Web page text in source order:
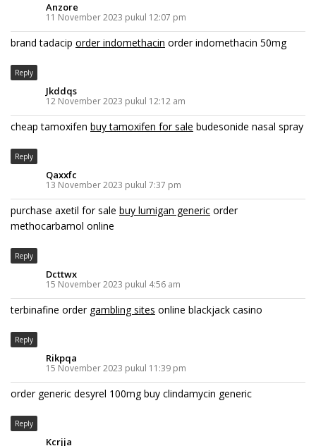
Anzore
11 November 2023 pukul 12:07 pm
brand tadacip order indomethacin order indomethacin 50mg
Reply
Jkddqs
12 November 2023 pukul 12:12 am
cheap tamoxifen buy tamoxifen for sale budesonide nasal spray
Reply
Qaxxfc
13 November 2023 pukul 7:37 pm
purchase axetil for sale buy lumigan generic order
methocarbamol online
Reply
Dcttwx
15 November 2023 pukul 4:56 am
terbinafine order gambling sites online blackjack casino
Reply
Rikpqa
15 November 2023 pukul 11:39 pm
order generic desyrel 100mgbuy clindamycin generic
Reply
Kcrjja